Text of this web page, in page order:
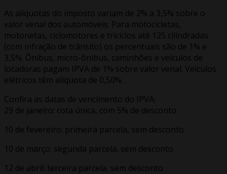
As alíquotas do imposto variam de 2% a 3,5% sobre o
valor venal dos automóveis. Para motocicletas,
motonetas, ciclomotores e triciclos até 125 cilindradas
(com infração de trânsito) os percentuais são de 1% e
3,5%. Ônibus, micro-ônibus, caminhões e veículos de
locadoras pagam IPVA de 1% sobre valor venal. Veículos
elétricos têm alíquota de 0,50%.
Confira as datas de vencimento do IPVA:
29 de janeiro: cota única, com 5% de desconto
10 de fevereiro: primeira parcela, sem desconto
10 de março: segunda parcela, sem desconto
12 de abril: terceira parcela, sem desconto